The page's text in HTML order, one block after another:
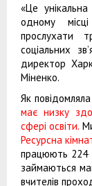
«Це
одному місці
прослухати
соціальних
директор
Міненко.
Як
має низку
сфері освіти.
Ресурсна
працюють 224
займаються
вчителів